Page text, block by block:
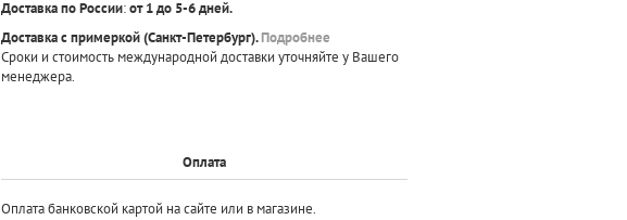
Доставка по России:от 1 до 5-6 дней.
Доставка с примеркой(Санкт-Петербург).Подробнее
Сроки и стоимость международной доставки уточняйте у Вашего
менеджера.
Оплата
Оплата банковской картой на сайте или в магазине.